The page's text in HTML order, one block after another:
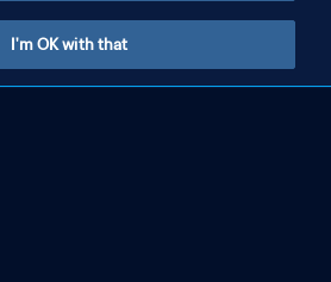
I'm OK with that